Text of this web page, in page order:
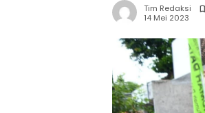
Tim Redaksi
14 Mei 2023